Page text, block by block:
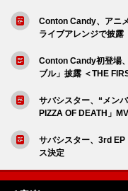
Conton Candy、アニ
ライブアレンジで披露
Conton Candy初登場
ブル」披露 ＜THE
サバシスター、“メン
PIZZA OF DEATH」
サバシスター、3rd
ス決定